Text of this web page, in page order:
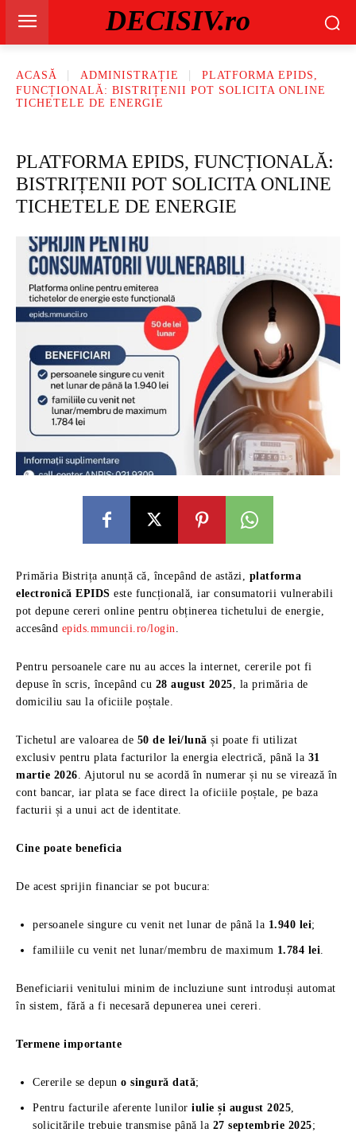
DECISIV.ro
ACASĂ ADMINISTRAȚIE
PLATFORMA EPIDS,
FUNCȚIONALĂ: BISTRIȚENII POT SOLICITA ONLINE
TICHETELE DE ENERGIE
PLATFORMA EPIDS, FUNCȚIONALĂ:
BISTRIȚENII POT SOLICITA ONLINE
TICHETELE DE ENERGIE
Primăria Bistrița anunță că, începând de astăzi, platforma
electronică EPIDS este funcțională, iar consumatorii vulnerabili
pot depune cereri online pentru obținerea tichetului de energie,
accesând epids.mmuncii.ro/login.
Pentru persoanele care nu au acces la internet, cererile pot fi
depuse în scris, începând cu 28 august 2025, la primăria de
domiciliu sau la oficiile poștale.
Tichetul are valoarea de 50 de lei/lună și poate fi utilizat
exclusiv pentru plata facturilor la energia electrică, până la 31
martie 2026. Ajutorul nu se acordă în numerar și nu se virează în
cont bancar, iar plata se face direct la oficiile poștale, pe baza
facturii și a unui act de identitate.
Cine poate beneficia
De acest sprijin financiar se pot bucura:
persoanele singure cu venit net lunar de până la 1.940 lei;
familiile cu venit net lunar/membru de maximum 1.784 lei.
Beneficiarii venitului minim de incluziune sunt introduși automat
în sistem, fără a fi necesară depunerea unei cereri.
Termene importante
Cererile se depun o singură dată;
Pentru facturile aferente lunilor iulie și august 2025,
solicitările trebuie transmise până la 27 septembrie 2025;